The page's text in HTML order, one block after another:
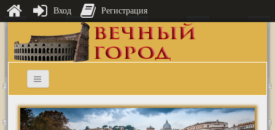
Вход Регистрация